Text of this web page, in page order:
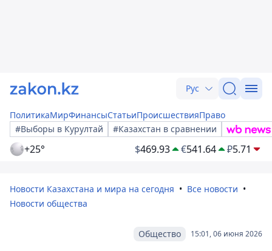
Рус
ПолитикаМирФинансыСтатьиПроисшествияПраво
#Выборы в Курултай
#Казахстан в сравнении
+25° $469.93 €541.64 ₽5.71
Новости Казахстана и мира на сегодня
Все новости
Новости общества
15:01, 06 июня 2026
Общество